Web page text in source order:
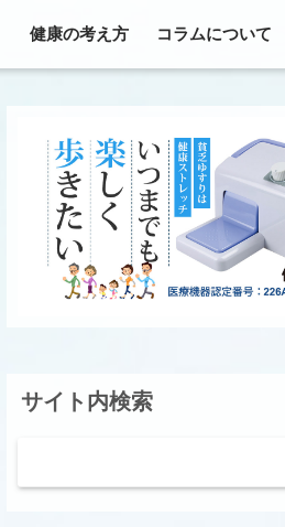
健康の考え方 コラムについて
サイト内検索